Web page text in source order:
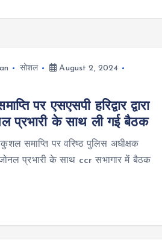
सोशल
August 2, 2024
पर एसएसपी हरिद्वार द्वारा
प्रभारी के साथ ली गई बैठक
समाप्ति पर वरिष्ठ पुलिस अधीक्षक
जोनल प्रभारी के साथ ccr सभागार में बैठक